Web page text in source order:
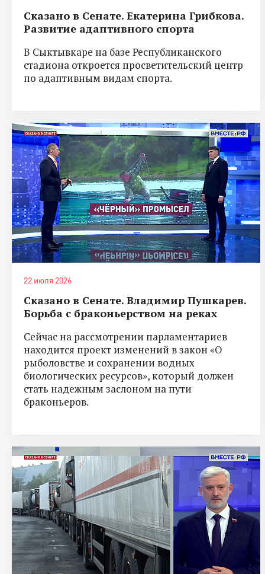
Сказано в Сенате. Екатерина Грибкова.
Развитие адаптивного спорта
В Сыктывкаре на базе Республиканского
стадиона откроется просветительский центр
по адаптивным видам спорта.
22 июля 2026
Сказано в Сенате. Владимир Пушкарев.
Борьба с браконьерством на реках
Сейчас на рассмотрении парламентариев
находится проект изменений в закон «О
рыболовстве и сохранении водных
биологических ресурсов», который должен
стать надежным заслоном на пути
браконьеров.